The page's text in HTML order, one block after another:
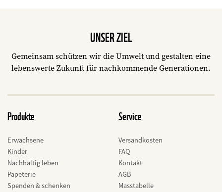
UNSER ZIEL
Gemeinsam schützen wir die Umwelt und gestalten eine
lebenswerte Zukunft für nachkommende Generationen.
Produkte
Erwachsene
Kinder
Nachhaltig leben
Papeterie
Spenden & schenken
Service
Versandkosten
FAQ
Kontakt
AGB
Masstabelle